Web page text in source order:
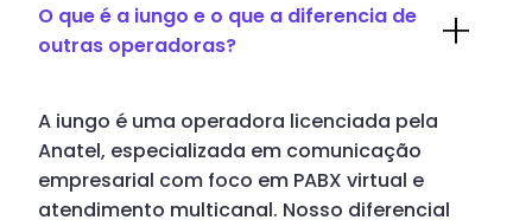
O que é a iungo e o que a diferencia de
outras operadoras?
A iungo é uma operadora licenciada pela
Anatel, especializada em comunicação
empresarial com foco em PABX virtual e
atendimento multicanal. Nosso diferencial